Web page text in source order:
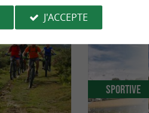
Sportive
J'ACCEPTE